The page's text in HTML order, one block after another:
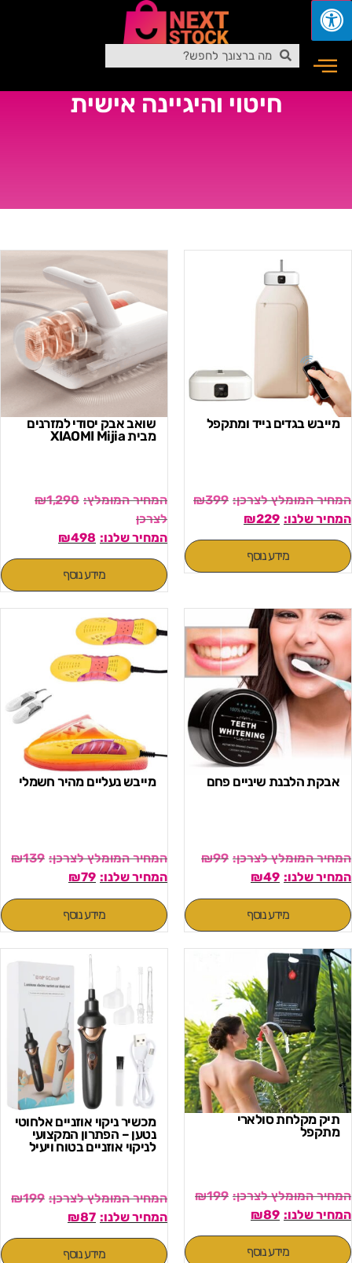
חיטוי והיגיינה אישית
מייבש בגדים נייד ומתקפל
₪399
₪229
מידע נוסף
שואב אבק יסודי למזרנים
מבית XIAOMI Mijia
₪1,290
₪498
מידע נוסף
אבקת הלבנת שיניים פחם
₪99
₪49
מידע נוסף
מייבש נעליים מהיר חשמלי
₪139
₪79
מידע נוסף
תיק מקלחת סולארי
מתקפל
₪199
₪89
מידע נוסף
מכשיר ניקוי אוזניים אלחוטי
נטען – הפתרון המקצועי
לניקוי אוזניים בטוח ויעיל
₪199
₪87
מידע נוסף